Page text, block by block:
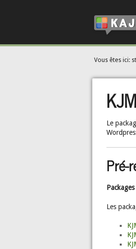
Vous êtes ici:
Le
Pré-
Les